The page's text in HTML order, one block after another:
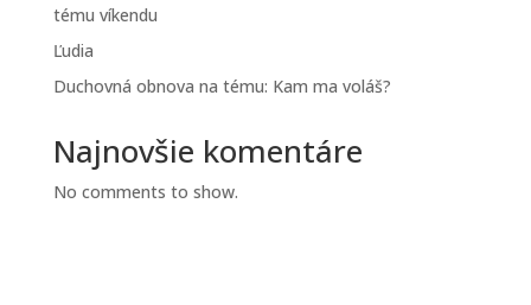
tému víkendu
Ľudia
Duchovná obnova na tému: Kam ma voláš?
Najnovšie komentáre
No comments to show.